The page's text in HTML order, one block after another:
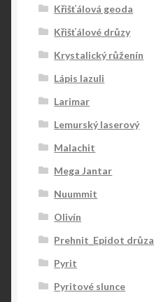
Křišťálová geoda
Křišťálové drůzy
Krystalický růženín
Lápis lazuli
Larimar
Lemurský laserový
Malachit
Mega Jantar
Nuummit
Olivín
Prehnit_Epidot drůza
Pyrit
Pyritové slunce